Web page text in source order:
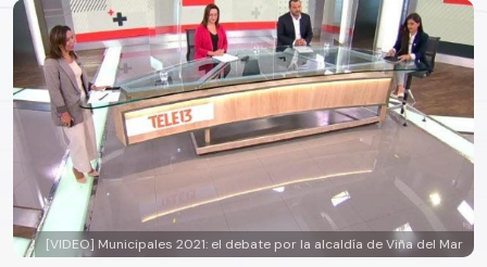
[VIDEO] Municipales 2021: el debate por la alcaldía de Viña del Mar